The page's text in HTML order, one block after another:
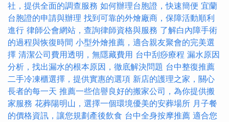
社，提供全面的調查服務 如何辦理台胞證，快速簡便 宜蘭
台胞證的申請與辦理 找到可靠的外燴廠商，保障活動順利
進行 律師公會網站，查詢律師資格與服務 了解白內障手術
的過程與恢復時間 小型外燴推薦，適合親友聚會的完美選
擇 清潔公司費用透明，無隱藏費用 台中刮痧療程 漏水原因
分析，找出漏水的根本原因，徹底解決問題 台中整復推薦
二手冷凍櫃選擇，提供實惠的選項 新店的護理之家，關心
長者的每一天 推薦一些信譽良好的搬家公司，為你提供搬
家服務 花葬陽明山，選擇一個環境優美的安葬場所 月子餐
的價格資訊，讓您規劃產後飲食 台中全身按摩推薦 適合您